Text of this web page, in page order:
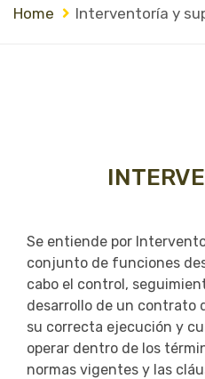
Home Interventoría y
Se entiende por
conjunto de funciones
cabo el control,
desarrollo de un contrato
su correcta ejecución y
operar dentro de los
normas vigentes y las